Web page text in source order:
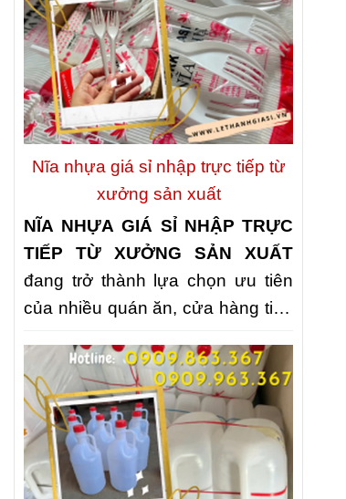
thuận tiện khi vận chuyển và giữ
được hình thức hấp dẫn khi đến
tay khách hàng. Đó cũng là lý do
nhiều quán ăn, nhà hàng và bếp
ăn tập thể lựa chọnNHẬP KHAY
NGĂN, 5 NGĂN GIÁ KHOnhằm
chủ động nguồn cung, tối ưu chi
phí và nâng cao chất lượng phục
vụ.
Nĩa nhựa giá sỉ nhập trực tiếp từ
xưởng sản xuất
NĨA NHỰA GIÁ SỈ NHẬP TRỰC
TIẾP TỪ XƯỞNG SẢN XUẤT
đang trở thành lựa chọn ưu tiên
của nhiều quán ăn, cửa hàng tiện
đại lý kinh doanh. Không chỉ giúp
tối ưu chi phí, nguồn cung trực
tiếp còn đảm bảo giá thành cạnh
tranh, chất lượng ổn định và khả
năng đáp ứng nhanh số lượng